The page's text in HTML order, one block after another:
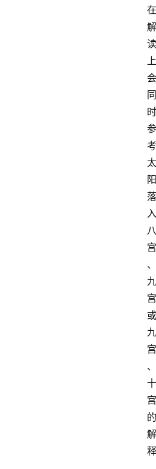
在
解
读
上
会
同
时
参
考
太
阳
落
入
八
宫
、
九
宫
或
九
宫
、
十
宫
的
解
释